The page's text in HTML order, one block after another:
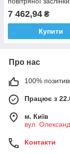
1,0м² 35 секунд
7 462,94 ₴
Купити
Про нас
100%
Працює з
м. Київ
вул.
Контакти